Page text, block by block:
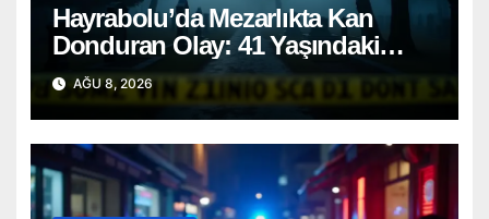
Hayrabolu’da Mezarlıkta Kan
Donduran Olay: 41 Yaşındaki
Şahıs Ağaca Asılı Bulundu
AĞU 8, 2026